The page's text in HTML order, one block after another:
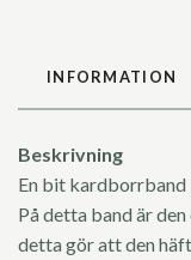
INFORMATION
Beskrivning
En bit kardborrband
På detta band är
detta gör att den